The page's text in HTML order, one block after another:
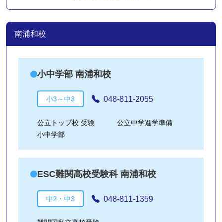
南浦和校
小中学部 南浦和校
小3～中3 048-811-2055
公立トップ校 受験
公立中学進学準備
小中学部
ESC難関高校受験科 南浦和校
中2・中3 048-811-1359